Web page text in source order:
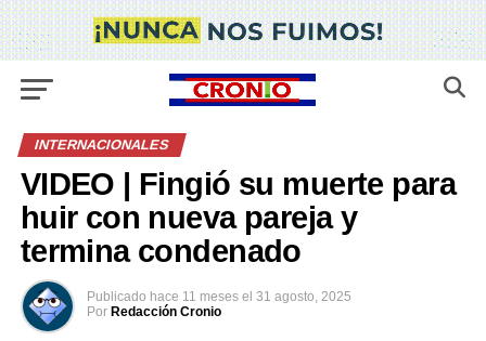
INTERNACIONALES
VIDEO | Fingió su muerte para
huir con nueva pareja y
termina condenado
Publicado hace 11 meses el 31 agosto, 2025
Por Redacción Cronio